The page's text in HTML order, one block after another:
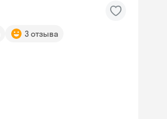
3 отзыва